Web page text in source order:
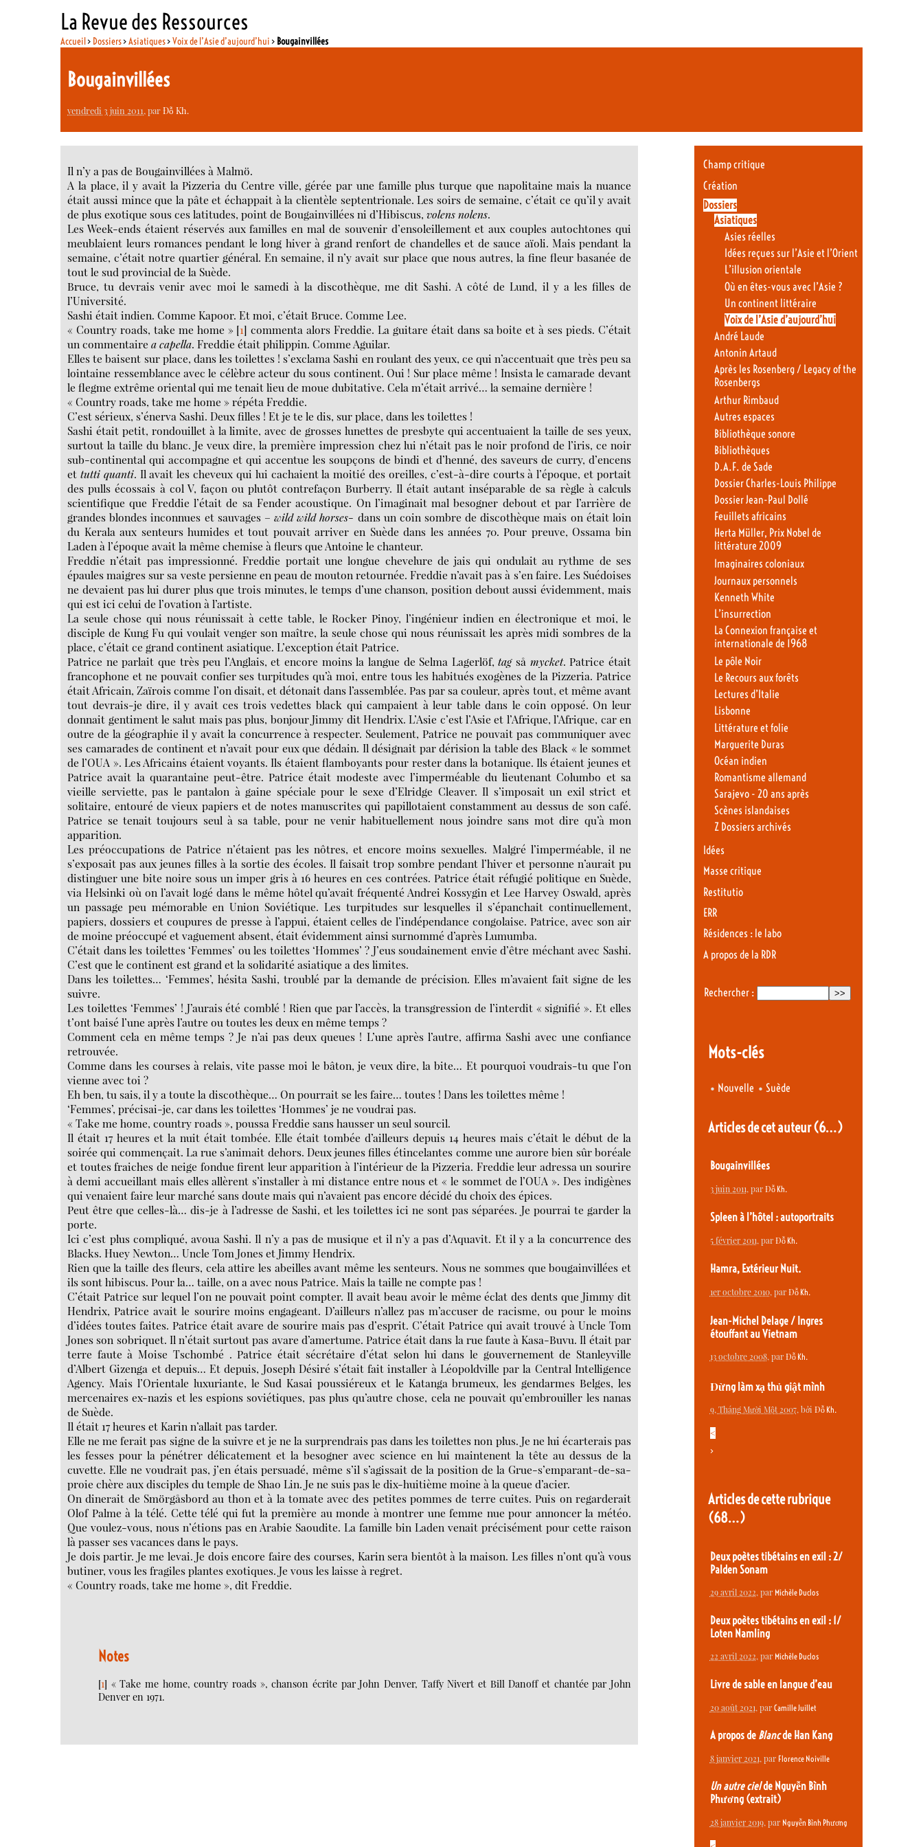
La Revue des Ressources
Accueil> Dossiers>Asiatiques>Voix de l’Asie d’aujourd’hui > Bougainvillées
Bougainvillées
vendredi 3 juin 2011, parĐỗ Kh.
Il n’y a pas de Bougainvillées à Malmö.
A la place, il y avait la Pizzeria du Centre ville, gérée par une famille plus turque que napolitaine mais la nuance
était aussi mince que la pâte et échappait à la clientèle septentrionale. Les soirs de semaine, c’était ce qu’il y avait
de plus exotique sous ces latitudes, point de Bougainvillées ni d’Hibiscus,volens nolens.
Les Week-ends étaient réservés aux familles en mal de souvenir d’ensoleillement et aux couples autochtones qui
meublaient leurs romances pendant le long hiver à grand renfort de chandelles et de sauce aïoli. Mais pendant la
semaine, c’était notre quartier général. En semaine, il n’y avait sur place que nous autres, la fine fleur basanée de
tout le sud provincial de la Suède.
Bruce, tu devrais venir avec moi le samedi à la discothèque, me dit Sashi. A côté de Lund, il y a les filles de
l’Université.
Sashi était indien. Comme Kapoor. Et moi, c’était Bruce. Comme Lee.
« Country roads, take me home » [1] commenta alors Freddie. La guitare était dans sa boite et à ses pieds. C’était
un commentairea capella. Freddie était philippin. Comme Aguilar.
Elles te baisent sur place, dans les toilettes ! s’exclama Sashi en roulant des yeux, ce qui n’accentuait que très peu sa
lointaine ressemblance avec le célèbre acteur du sous continent. Oui ! Sur place même ! Insista le camarade devant
le flegme extrême oriental qui me tenait lieu de moue dubitative. Cela m’était arrivé… la semaine dernière !
« Country roads, take me home » répéta Freddie.
C’est sérieux, s’énerva Sashi. Deux filles ! Et je te le dis, sur place, dans les toilettes !
Sashi était petit, rondouillet à la limite, avec de grosses lunettes de presbyte qui accentuaient la taille de ses yeux,
surtout la taille du blanc. Je veux dire, la première impression chez lui n’était pas le noir profond de l’iris, ce noir
sub-continental qui accompagne et qui accentue les soupçons de bindi et d’henné, des saveurs de curry, d’encens
et tutti quanti. Il avait les cheveux qui lui cachaient la moitié des oreilles, c’est-à-dire courts à l’époque, et portait
des pulls écossais à col V, façon ou plutôt contrefaçon Burberry. Il était autant inséparable de sa règle à calculs
scientifique que Freddie l’était de sa Fender acoustique. On l’imaginait mal besogner debout et par l’arrière de
grandes blondes inconnues et sauvages –wild wild horses- dans un coin sombre de discothèque mais on était loin
du Kerala aux senteurs humides et tout pouvait arriver en Suède dans les années 70. Pour preuve, Ossama bin
Laden à l’époque avait la même chemise à fleurs que Antoine le chanteur.
Freddie n’était pas impressionné. Freddie portait une longue chevelure de jais qui ondulait au rythme de ses
épaules maigres sur sa veste persienne en peau de mouton retournée. Freddie n’avait pas à s’en faire. Les Suédoises
ne devaient pas lui durer plus que trois minutes, le temps d’une chanson, position debout aussi évidemment, mais
qui est ici celui de l’ovation à l’artiste.
La seule chose qui nous réunissait à cette table, le Rocker Pinoy, l’ingénieur indien en électronique et moi, le
disciple de Kung Fu qui voulait venger son maître, la seule chose qui nous réunissait les après midi sombres de la
place, c’était ce grand continent asiatique. L’exception était Patrice.
Patrice ne parlait que très peu l’Anglais, et encore moins la langue de Selma Lagerlöf,tag så mycket. Patrice était
francophone et ne pouvait confier ses turpitudes qu’à moi, entre tous les habitués exogènes de la Pizzeria. Patrice
était Africain, Zaïrois comme l’on disait, et détonait dans l’assemblée. Pas par sa couleur, après tout, et même avant
tout devrais-je dire, il y avait ces trois vedettes black qui campaient à leur table dans le coin opposé. On leur
donnait gentiment le salut mais pas plus, bonjour Jimmy dit Hendrix. L’Asie c’est l’Asie et l’Afrique, l’Afrique, car en
outre de la géographie il y avait la concurrence à respecter. Seulement, Patrice ne pouvait pas communiquer avec
ses camarades de continent et n’avait pour eux que dédain. Il désignait par dérision la table des Black « le sommet
de l’OUA ». Les Africains étaient voyants. Ils étaient flamboyants pour rester dans la botanique. Ils étaient jeunes et
Patrice avait la quarantaine peut-être. Patrice était modeste avec l’imperméable du lieutenant Columbo et sa
vieille serviette, pas le pantalon à gaine spéciale pour le sexe d’Elridge Cleaver. Il s’imposait un exil strict et
solitaire, entouré de vieux papiers et de notes manuscrites qui papillotaient constamment au dessus de son café.
Patrice se tenait toujours seul à sa table, pour ne venir habituellement nous joindre sans mot dire qu’à mon
apparition.
Les préoccupations de Patrice n’étaient pas les nôtres, et encore moins sexuelles. Malgré l’imperméable, il ne
s’exposait pas aux jeunes filles à la sortie des écoles. Il faisait trop sombre pendant l’hiver et personne n’aurait pu
distinguer une bite noire sous un imper gris à 16 heures en ces contrées. Patrice était réfugié politique en Suède,
via Helsinki où on l’avait logé dans le même hôtel qu’avait fréquenté Andrei Kossygin et Lee Harvey Oswald, après
un passage peu mémorable en Union Soviétique. Les turpitudes sur lesquelles il s’épanchait continuellement,
papiers, dossiers et coupures de presse à l’appui, étaient celles de l’indépendance congolaise. Patrice, avec son air
de moine préoccupé et vaguement absent, était évidemment ainsi surnommé d’après Lumumba.
C’était dans les toilettes ‘Femmes’ ou les toilettes ‘Hommes’ ? J’eus soudainement envie d’être méchant avec Sashi.
C’est que le continent est grand et la solidarité asiatique a des limites.
Dans les toilettes… ‘Femmes’, hésita Sashi, troublé par la demande de précision. Elles m’avaient fait signe de les
suivre.
Les toilettes ‘Femmes’ ! J’aurais été comblé ! Rien que par l’accès, la transgression de l’interdit « signifié ». Et elles
t’ont baisé l’une après l’autre ou toutes les deux en même temps ?
Comment cela en même temps ? Je n’ai pas deux queues ! L’une après l’autre, affirma Sashi avec une confiance
retrouvée.
Comme dans les courses à relais, vite passe moi le bâton, je veux dire, la bite… Et pourquoi voudrais-tu que l’on
vienne avec toi ?
Eh ben, tu sais, il y a toute la discothèque… On pourrait se les faire… toutes ! Dans les toilettes même !
‘Femmes’, précisai-je, car dans les toilettes ‘Hommes’ je ne voudrai pas.
« Take me home, country roads », poussa Freddie sans hausser un seul sourcil.
Il était 17 heures et la nuit était tombée. Elle était tombée d’ailleurs depuis 14 heures mais c’était le début de la
soirée qui commençait. La rue s’animait dehors. Deux jeunes filles étincelantes comme une aurore bien sûr boréale
et toutes fraiches de neige fondue firent leur apparition à l’intérieur de la Pizzeria. Freddie leur adressa un sourire
à demi accueillant mais elles allèrent s’installer à mi distance entre nous et « le sommet de l’OUA ». Des indigènes
qui venaient faire leur marché sans doute mais qui n’avaient pas encore décidé du choix des épices.
Peut être que celles-là… dis-je à l’adresse de Sashi, et les toilettes ici ne sont pas séparées. Je pourrai te garder la
porte.
Ici c’est plus compliqué, avoua Sashi. Il n’y a pas de musique et il n’y a pas d’Aquavit. Et il y a la concurrence des
Blacks. Huey Newton… Uncle Tom Jones et Jimmy Hendrix.
Rien que la taille des fleurs, cela attire les abeilles avant même les senteurs. Nous ne sommes que bougainvillées et
ils sont hibiscus. Pour la… taille, on a avec nous Patrice. Mais la taille ne compte pas !
C’était Patrice sur lequel l’on ne pouvait point compter. Il avait beau avoir le même éclat des dents que Jimmy dit
Hendrix, Patrice avait le sourire moins engageant. D’ailleurs n’allez pas m’accuser de racisme, ou pour le moins
d’idées toutes faites. Patrice était avare de sourire mais pas d’esprit. C’était Patrice qui avait trouvé à Uncle Tom
Jones son sobriquet. Il n’était surtout pas avare d’amertume. Patrice était dans la rue faute à Kasa-Buvu. Il était par
terre faute à Moise Tschombé . Patrice était sécrétaire d’état selon lui dans le gouvernement de Stanleyville
d’Albert Gizenga et depuis… Et depuis, Joseph Désiré s’était fait installer à Léopoldville par la Central Intelligence
Agency. Mais l’Orientale luxuriante, le Sud Kasai poussiéreux et le Katanga brumeux, les gendarmes Belges, les
mercenaires ex-nazis et les espions soviétiques, pas plus qu’autre chose, cela ne pouvait qu’embrouiller les nanas
de Suède.
Il était 17 heures et Karin n’allait pas tarder.
Elle ne me ferait pas signe de la suivre et je ne la surprendrais pas dans les toilettes non plus. Je ne lui écarterais pas
les fesses pour la pénétrer délicatement et la besogner avec science en lui maintenent la tête au dessus de la
cuvette. Elle ne voudrait pas, j’en étais persuadé, même s’il s’agissait de la position de la Grue-s’emparant-de-sa-
proie chère aux disciples du temple de Shao Lin. Je ne suis pas le dix-huitième moine à la queue d’acier.
On dinerait de Smörgåsbord au thon et à la tomate avec des petites pommes de terre cuites. Puis on regarderait
Olof Palme à la télé. Cette télé qui fut la première au monde à montrer une femme nue pour annoncer la météo.
Que voulez-vous, nous n’étions pas en Arabie Saoudite. La famille bin Laden venait précisément pour cette raison
là passer ses vacances dans le pays.
Je dois partir. Je me levai. Je dois encore faire des courses, Karin sera bientôt à la maison. Les filles n’ont qu’à vous
butiner, vous les fragiles plantes exotiques. Je vous les laisse à regret.
« Country roads, take me home », dit Freddie.
Notes
[1] « Take me home, country roads », chanson écrite par John Denver, Taffy Nivert et Bill Danoff et chantée par John
Denver en 1971.
Champ critique
Création
Dossiers
Asiatiques
Asies réelles
Idées reçues sur l’Asie et l’Orient
L’illusion orientale
Où en êtes-vous avec l’Asie ?
Un continent littéraire
Voix de l’Asie d’aujourd’hui
André Laude
Antonin Artaud
Après les Rosenberg / Legacy of the
Rosenbergs
Arthur Rimbaud
Autres espaces
Bibliothèque sonore
Bibliothèques
D.A.F. de Sade
Dossier Charles-Louis Philippe
Dossier Jean-Paul Dollé
Feuillets africains
Herta Müller, Prix Nobel de
littérature 2009
Imaginaires coloniaux
Journaux personnels
Kenneth White
L’insurrection
La Connexion française et
internationale de 1968
Le pôle Noir
Le Recours aux forêts
Lectures d’Italie
Lisbonne
Littérature et folie
Marguerite Duras
Océan indien
Romantisme allemand
Sarajevo - 20 ans après
Scènes islandaises
Z Dossiers archivés
Idées
Masse critique
Restitutio
ERR
Résidences : le labo
A propos de la RDR
Rechercher :
Mots-clés
• Nouvelle • Suède
Articles de cet auteur(6…)
Bougainvillées
3 juin 2011, par Đỗ Kh.
Spleen à l’hôtel : autoportraits
5 février 2011, par Đỗ Kh.
Hamra, Extérieur Nuit.
1er octobre 2010, par Đỗ Kh.
Jean-Michel Delage / Ingres
étouffant au Vietnam
13 octobre 2008, par Đỗ Kh.
Đừng làm xạ thủ giật mình
9, Tháng Mười Một 2007, bởi Đỗ Kh.
<
>
Articles de cette rubrique
(68…)
Deux poètes tibétains en exil : 2/
Palden Sonam
29 avril 2022, par Michèle Duclos
Deux poètes tibétains en exil : 1/
Loten Namling
22 avril 2022, par Michèle Duclos
Livre de sable en langue d’eau
20 août 2021, par Camille Juillet
A propos de Blancde Han Kang
8 janvier 2021, par Florence Noiville
Un autre cielde Nguyễn Bình
Phương (extrait)
28 janvier 2019, par Nguyễn Bình Phương